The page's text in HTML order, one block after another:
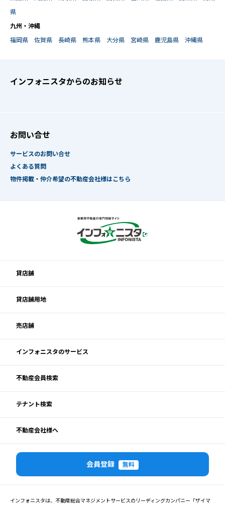
県
九州・沖縄
福岡県
佐賀県 長崎県 熊本県 大分県 宮崎県 鹿児島県 沖縄県
インフォニスタからのお知らせ
お問い合せ
サービスのお問い合せ
よくある質問
物件掲載・仲介希望の不動産会社様はこちら
貸店舗
貸店舗用地
売店舗
インフォニスタのサービス
不動産会員検索
テナント検索
不動産会社様へ
会員登録 無料
インフォニスタは、不動産総合マネジメントサービスのリーディングカンパニー「ザイマ